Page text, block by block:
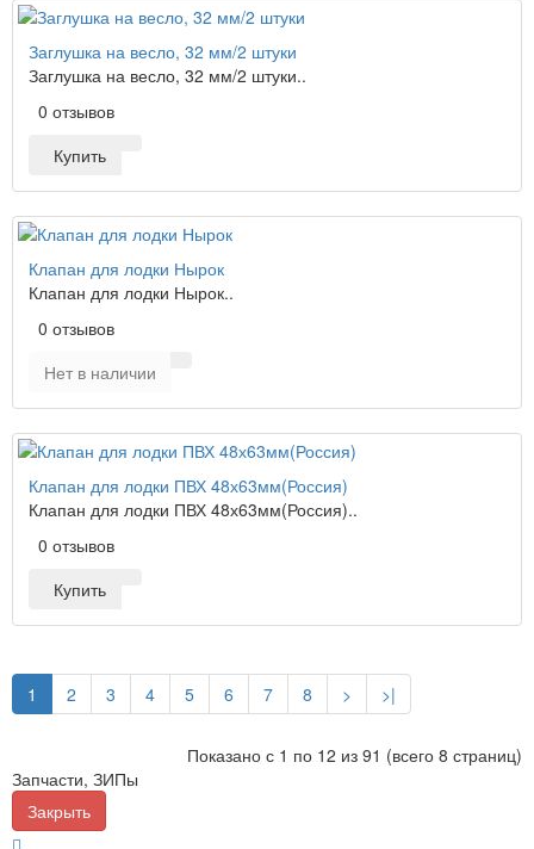
Заглушка на весло, 32 мм/2 штуки
Заглушка на весло, 32 мм/2 штуки..
0 отзывов
Купить
Клапан для лодки Нырок
Клапан для лодки Нырок..
0 отзывов
Нет в наличии
Клапан для лодки ПВХ 48х63мм(Россия)
Клапан для лодки ПВХ 48х63мм(Россия)..
0 отзывов
Купить
1 2 3 4 5 6 7 8 > >|
Показано с 1 по 12 из 91 (всего 8 страниц)
Запчасти, ЗИПы
Закрыть